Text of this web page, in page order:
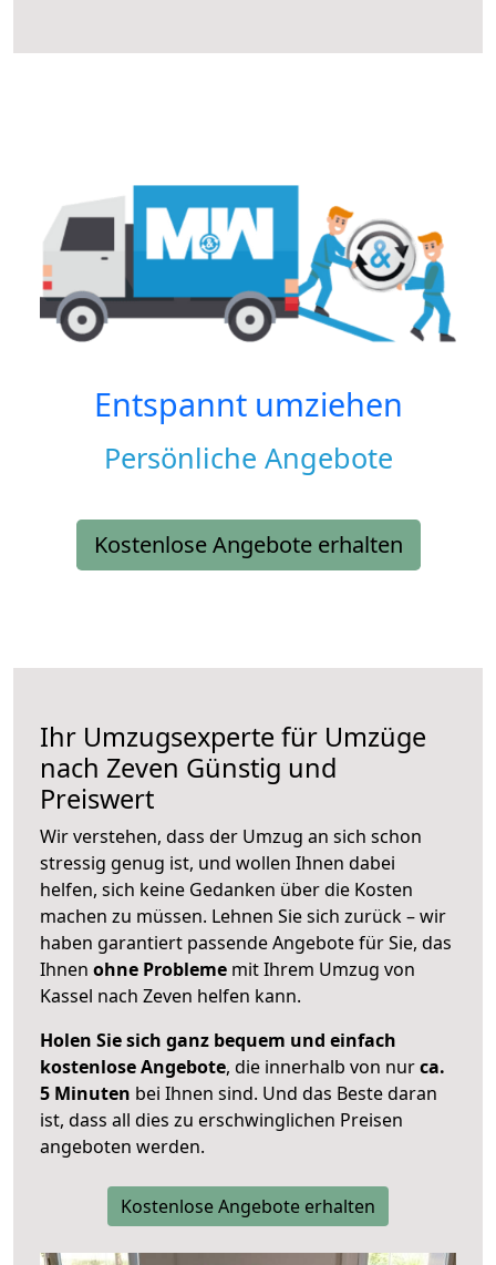
Entspannt umziehen
Persönliche Angebote
Kostenlose Angebote erhalten
Ihr Umzugsexperte für Umzüge
nach Zeven Günstig und
Preiswert
Wir verstehen, dass der Umzug an sich schon
stressig genug ist, und wollen Ihnen dabei
helfen, sich keine Gedanken über die Kosten
machen zu müssen. Lehnen Sie sich zurück – wir
haben garantiert passende Angebote für Sie, das
Ihnen ohne Probleme mit Ihrem Umzug von
Kassel nach Zeven helfen kann.
Holen Sie sich ganz bequem und einfach
kostenlose Angebote, die innerhalb von nurca.
5 Minuten bei Ihnen sind. Und das Beste daran
ist, dass all dies zu erschwinglichen Preisen
angeboten werden.
Kostenlose Angebote erhalten